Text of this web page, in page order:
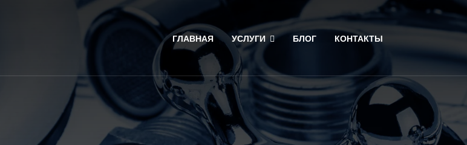
ГЛАВНАЯ УСЛУГИ БЛОГ КОНТАКТЫ